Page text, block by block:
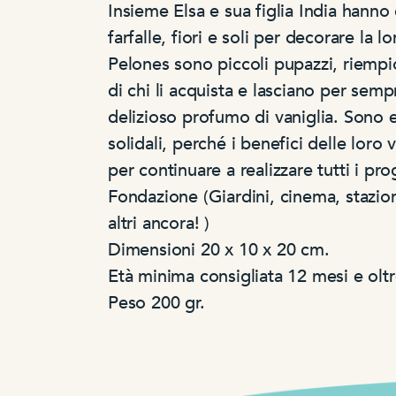
Insieme Elsa e sua figlia India
farfalle, fiori e soli per decorare la
Pelones sono piccoli pupazzi,
di chi li acquista e lasciano per
delizioso profumo di vaniglia. Sono
solidali, perché i benefici delle loro
per continuare a realizzare tutti i
Fondazione (Giardini, cinema,
altri ancora! )
Dimensioni 20 x 10 x 20 cm.
Età minima consigliata 12 mesi e
Peso 200 gr.